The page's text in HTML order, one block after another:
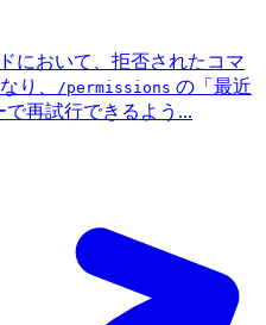
において、拒否されたコマ
り、
/permissions の「最近
で再試行できるよう...